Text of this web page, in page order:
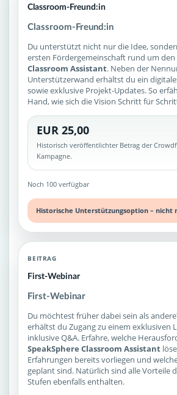
Classroom-Freund:in
Classroom-Freund:in
Du unterstützt nicht nur die Idee,
ersten Fördergemeinschaft rund um den
Classroom Assistant. Neben der
Unterstützerwand erhältst du ein
sowie exklusive Projekt-Updates. So
Hand, wie sich die Vision Schritt für
EUR 25,00
Historisch veröffentlichter Betrag der
Kampagne.
Noch 100 verfügbar
Historische Unterstützungsoption – nicht
BEITRAG
First-Webinar
First-Webinar
Du möchtest früher dabei sein als
erhältst du Zugang zu einem exklusiven
inklusive Q&A. Erfahre, welche
SpeakSphere Classroom Assistant
Erfahrungen bereits vorliegen und
geplant sind. Natürlich sind alle Vorteile
Stufen ebenfalls enthalten.